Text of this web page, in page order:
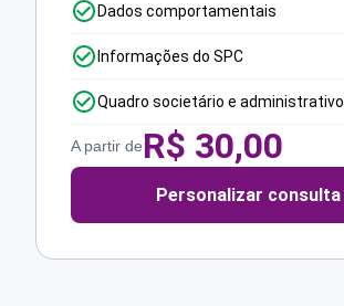
Dados comportamentais
Informações do SPC
Quadro societário e administrativo
A partir deR$ 30,00
Personalizar consulta